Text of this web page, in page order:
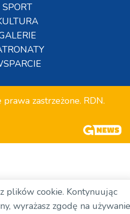
SPORT
zastrzeżone. RDN.
plików cookie. Kontynuując
wyrażasz zgodę na używanie